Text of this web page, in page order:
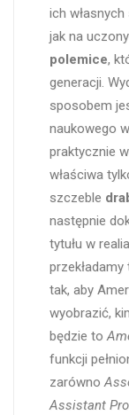
ich
jak na
polemice,
generacji.
sposobem
naukowego
praktycznie
właściwa
szczeble
następnie
tytułu w
tak, aby
wyobrazić,
będzie to
funkcji
zarówno
Assistant